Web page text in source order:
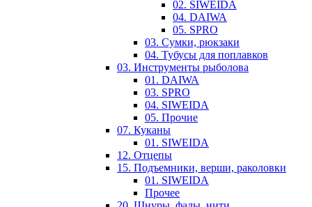
02. SIWEIDA
04. DAIWA
05. SPRO
03. Сумки, рюкзаки
04. Тубусы для поплавков
03. Инструменты рыболова
01. DAIWA
03. SPRO
04. SIWEIDA
05. Прочие
07. Куканы
01. SIWEIDA
12. Отцепы
15. Подъемники, верши, раколовки
01. SIWEIDA
Прочее